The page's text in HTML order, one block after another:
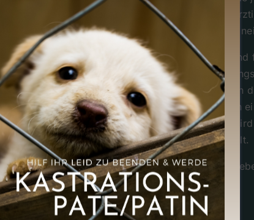
kennen und als uns
finden, konnten wir nicht
Maya ist eine fröhliche
Menschen bindet.
kennengelernt, weswegen
angsteinflößend ist. Nach
Zuhause gefunden und
viele tolle Seiten bereithält.
Wir wünschen dir alles